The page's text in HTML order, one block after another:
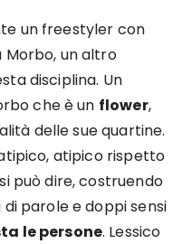
un freestyler con
Morbo, un altro
disciplina. Un
che è un flower,
delle sue quartine.
atipico rispetto
può dire, costruendo
parole e doppi sensi
le persone. Lessico